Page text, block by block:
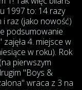
1997 to: 14 razy
i raz (jako nowość)
podsumowanie
4. miejsce w
w roku). Rok
pierwszym
"Boys &
wraca z 3 na